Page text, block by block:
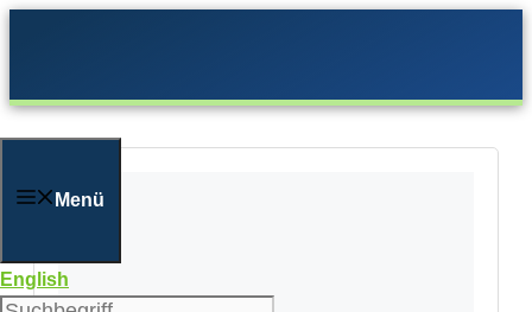
Menü
English